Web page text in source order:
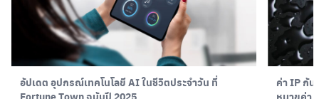
อัปเดต อุปกรณ์เทคโนโลยี AI ในชีวิตประจำวัน ที่
ค่า IP กัน